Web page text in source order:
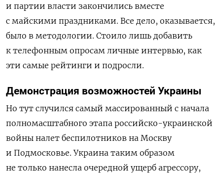
и партии власти закончились вместе
с майскими праздниками. Все дело, оказывается,
было в методологии. Стоило лишь добавить
к телефонным опросам личные интервью, как
эти самые рейтинги и подросли.
Демонстрация возможностей Украины
Но тут случился самый массированный с начала
полномасштабного этапа российско-украинской
войны налет беспилотников на Москву
и Подмосковье. Украина таким образом
не только нанесла очередной ущерб агрессору,